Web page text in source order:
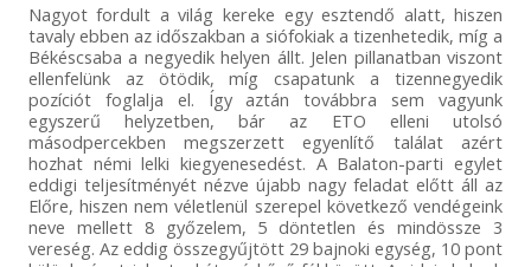
Nagyot fordult a világ kereke egy esztendő alatt, hiszen
tavaly ebben az időszakban a siófokiak a tizenhetedik, míg a
Békéscsaba a negyedik helyen állt. Jelen pillanatban viszont
ellenfelünk az ötödik, míg csapatunk a tizennegyedik
pozíciót foglalja el. Így aztán továbbra sem vagyunk
egyszerű helyzetben, bár az ETO elleni utolsó
másodpercekben megszerzett egyenlítő találat azért
hozhat némi lelki kiegyenesedést. A Balaton-parti egylet
eddigi teljesítményét nézve újabb nagy feladat előtt áll az
Előre, hiszen nem véletlenül szerepel következő vendégeink
neve mellett 8 győzelem, 5 döntetlen és mindössze 3
vereség. Az eddig összegyűjtött 29 bajnoki egység, 10 pont